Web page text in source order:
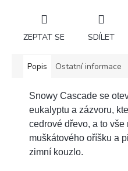
ZEPTAT SE SDÍLET
Popis Ostatní informace
Snowy Cascade se
eukalyptu a zázvoru,
cedrové dřevo, a to
muškátového oříšku a
zimní kouzlo.